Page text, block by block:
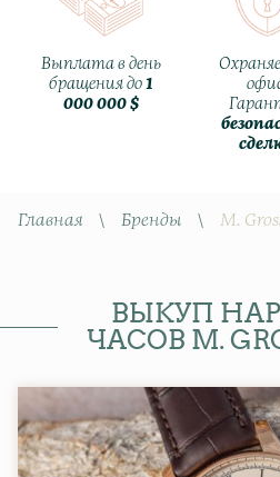
Выплата в день
бращения до 1
000 000 $
Главная \ Бренды \ M.
ВЫКУП
ЧАСОВ M.